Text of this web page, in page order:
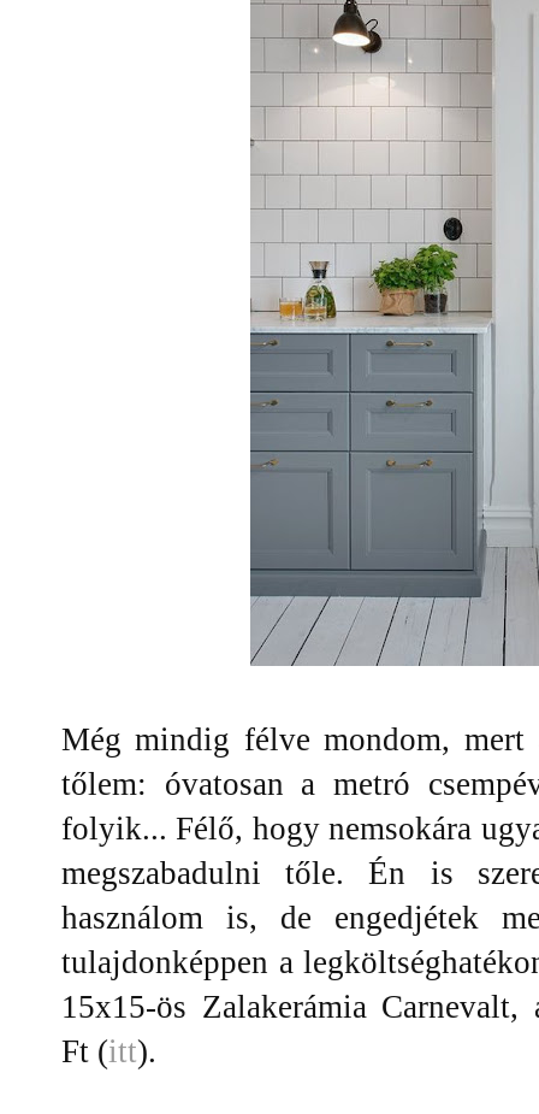
Még mindig félve mondom,
tőlem: óvatosan a metró
folyik... Félő, hogy nemsokára
megszabadulni tőle. Én is
használom is, de engedjétek
tulajdonképpen a
15x15-ös Zalakerámia Carnevalt,
Ft (itt).